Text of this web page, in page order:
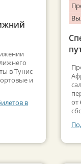
в Тунис
и
в
от